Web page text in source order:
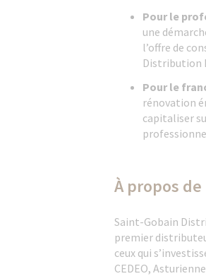
Pour le
une
l’offre de
Distribution
Pour le
rénovation
capitaliser
À propos
Saint-Gobain
premier
ceux qui
CEDEO,